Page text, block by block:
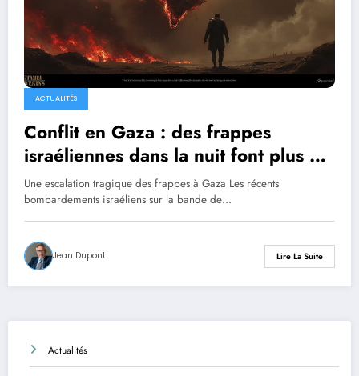
ACTUALITÉS
Conflit en Gaza : des frappes
israéliennes dans la nuit font plus de
330 victimes, selon le ministère de
la santé du Hamas
Une escalation tragique des frappes à Gaza Les récents
bombardements israéliens sur la bande de…
Jean Dupont Lire La Suite
Actualités